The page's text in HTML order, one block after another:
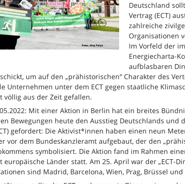
Deutschland
Vertrag (ECT)
zahlreiche
Organisationen
Im Vorfeld der
Energiecharta-
aufblasbaren
um auf den „prähistorischen“ Charakter des
Unternehmen unter dem ECT gegen staatliche
völlig aus der Zeit gefallen.
Mit einer Aktion in Berlin hat ein breites
Bewegungen heute den Ausstieg Deutschlands und
gefordert: Die Aktivist*innen haben einen neun
vor dem Bundeskanzleramt aufgebaut, der den
symbolisiert. Die Aktion fand im Rahmen
europäische Länder statt. Am 25. April war der „ECT-
sind Madrid, Barcelona, Wien, Prag, Brüssel